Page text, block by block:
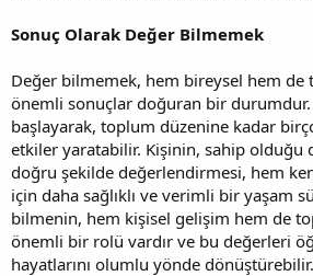
Sonuç Olarak Değer Bilmemek
Değer bilmemek, hem bireysel hem de
önemli sonuçlar doğuran bir
başlayarak, toplum düzenine kadar
etkiler yaratabilir. Kişinin, sahip olduğu
doğru şekilde değerlendirmesi, hem
için daha sağlıklı ve verimli bir yaşam
bilmenin, hem kişisel gelişim hem de
önemli bir rolü vardır ve bu değerleri
hayatlarını olumlu yönde dönüştürebilir.